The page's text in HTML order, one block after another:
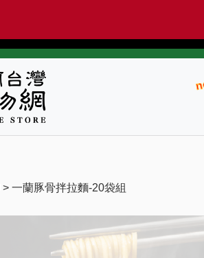
> 一蘭豚骨拌拉麵-20袋組